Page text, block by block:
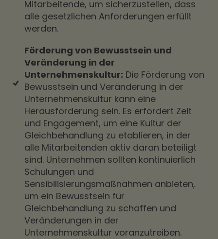
Mitarbeitende, um sicherzustellen, dass
alle gesetzlichen Anforderungen erfüllt
werden.
Förderung von Bewusstsein und
Veränderung in der
Unternehmenskultur: Die Förderung von
Bewusstsein und Veränderung in der
Unternehmenskultur kann eine
Herausforderung sein. Es erfordert Zeit
und Engagement, um eine Kultur der
Gleichbehandlung zu etablieren, in der
alle Mitarbeitenden aktiv daran beteiligt
sind. Unternehmen sollten kontinuierlich
Schulungen und
Sensibilisierungsmaßnahmen anbieten,
um ein Bewusstsein für
Gleichbehandlung zu schaffen und
Veränderungen in der
Unternehmenskultur voranzutreiben.